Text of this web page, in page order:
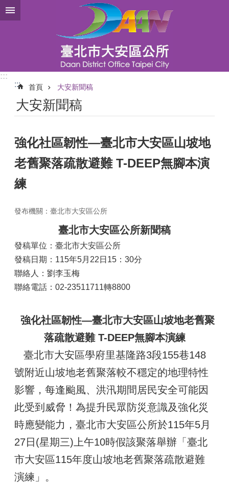
跳到主要內容區塊
:::
::: 首頁 大安新聞稿
大安新聞稿
強化社區韌性—臺北市大安區山坡地
老舊聚落疏散避難 T-DEEP無腳本演
練
發布機關：臺北市大安區公所
臺北市大安區公所新聞稿
發稿單位：臺北市大安區公所
發稿日期：115年5月22日15：30分
聯絡人：劉李玉梅
聯絡電話：02-23511711轉8800
強化社區韌性—臺北市大安區山坡地老舊聚
落疏散避難 T-DEEP無腳本演練
臺北市大安區學府里基隆路3段155巷148
號附近山坡地老舊聚落較不穩定的地理特性
影響，每逢颱風、洪汛期間居民安全可能因
此受到威脅！為提升民眾防災意識及強化災
時應變能力，臺北市大安區公所於115年5月
27日(星期三)上午10時假該聚落舉辦「臺北
市大安區115年度山坡地老舊聚落疏散避難
演練」。